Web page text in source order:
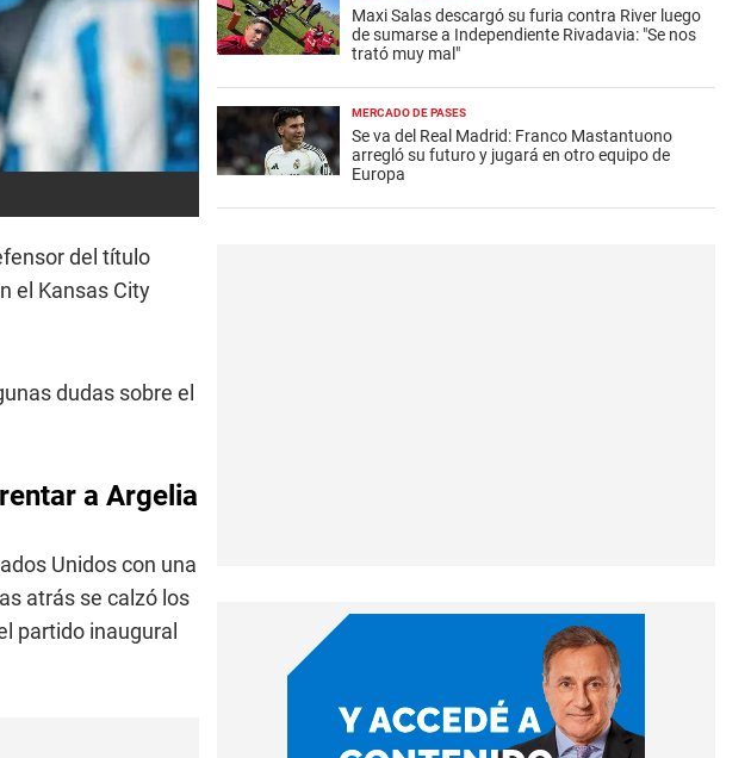
del título
el Kansas City
dudas sobre el
a Argelia
Unidos con una
atrás se calzó los
partido inaugural
Maxi Salas descargó su furia contra River luego
de sumarse a Independiente Rivadavia: "Se nos
trató muy mal"
MERCADO DE PASES
Se va del Real Madrid: Franco Mastantuono
arregló su futuro y jugará en otro equipo de
Europa